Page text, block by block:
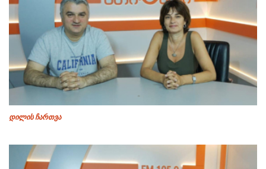
დილის ჩართვა